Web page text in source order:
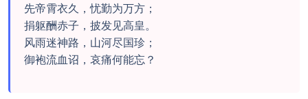
先帝霄衣久，忧勤为万方；
捐躯酬赤子，披发见高皇。
风雨迷神路，山河尽国珍；
御袍流血诏，哀痛何能忘？